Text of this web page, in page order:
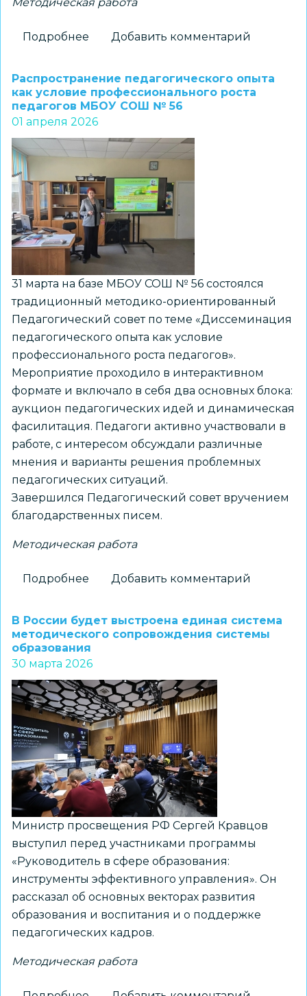
Подробнее
№
92
г.
Новосибирска
представила
уникальный
опыт
работы
подростками,
в
группе
риска
Добавить комментарий
Распространение педагогического опыта
как условие профессионального роста
педагогов МБОУ СОШ № 56
01 апреля 2026
31 марта на базе МБОУ СОШ № 56 состоялся
традиционный методико-ориентированный
Педагогический совет по теме «Диссеминация
педагогического опыта как условие
профессионального роста педагогов».
Мероприятие проходило в интерактивном
формате и включало в себя два основных блока:
аукцион педагогических идей и динамическая
фасилитация. Педагоги активно участвовали в
работе, с интересом обсуждали различные
мнения и варианты решения проблемных
педагогических ситуаций.
Завершился Педагогический совет вручением
благодарственных писем.
Методическая работа
Подробнее
опыта
как
условие
профессионального
роста
педагогов
МБОУ
СОШ
№
56
Добавить комментарий
В России будет выстроена единая система
методического сопровождения системы
образования
30 марта 2026
Министр просвещения РФ Сергей Кравцов
выступил перед участниками программы
«Руководитель в сфере образования:
инструменты эффективного управления». Он
рассказал об основных векторах развития
образования и воспитания и о поддержке
педагогических кадров.
Методическая работа